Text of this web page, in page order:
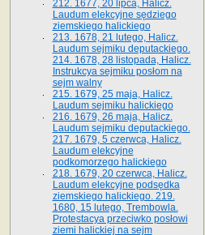
212. 1677, 20 lipca, Halicz.
Laudum elekcyjne sędziego
ziemskiego halickiego
213. 1678, 21 lutego, Halicz.
Laudum sejmiku deputackiego.
214. 1678, 28 listopada, Halicz.
Instrukcya sejmiku posłom na
sejm walny
215. 1679, 25 maja, Halicz.
Laudum sejmiku halickiego
216. 1679, 26 maja, Halicz.
Laudum sejmiku deputackiego.
217. 1679, 5 czerwca, Halicz.
Laudum elekcyjne
podkomorzego halickiego
218. 1679, 20 czerwca, Halicz.
Laudum elekcyjne podsędka
ziemskiego halickiego. 219.
1680, 15 lutego, Trembowla.
Protestacya przeciwko posłowi
ziemi halickiej na sejm